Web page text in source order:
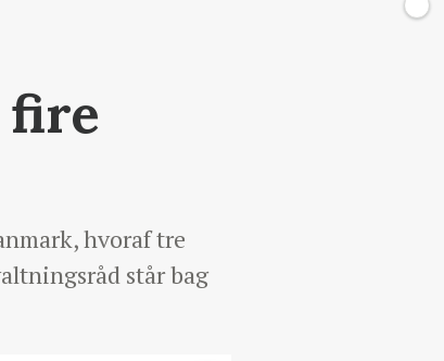
fire
hvoraf tre
står bag